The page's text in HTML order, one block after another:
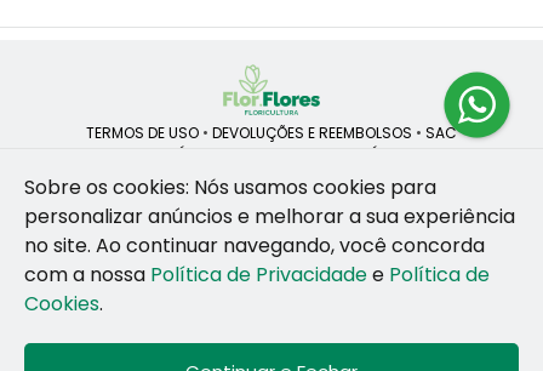
TERMOS DE USO • DEVOLUÇÕES E REEMBOLSOS • SAC
POLÍTICA DE PRIVACIDADE POLÍTICA DE COOKIES
ROSANE CRISTINA LINS DE VESCONCELOS | CNPJ: 55.381.783/0001-92
CAIS SANTA RITA, no SN, BOX 34-35, Sao Jose - Recife - PE - 50020-
© 2024-2026 - Todos os direitos reservados - Desenvolvido por
Sobre os cookies: Nós usamos cookies para
personalizar anúncios e melhorar a sua experiência
no site. Ao continuar navegando, você concorda
com a nossa Política de Privacidadee Política de
Cookies.